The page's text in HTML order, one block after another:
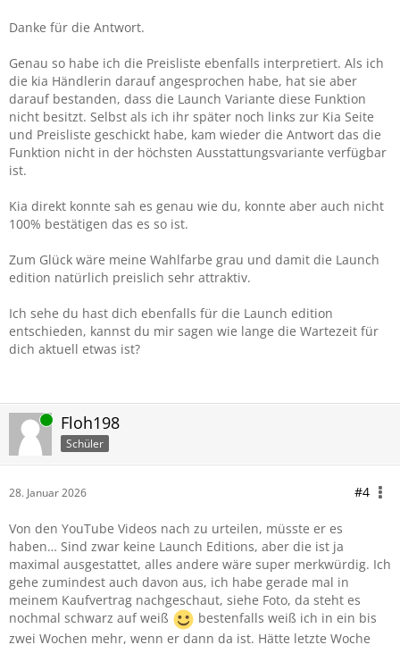
Danke für die Antwort.
Genau so habe ich die Preisliste ebenfalls interpretiert. Als ich
die kia Händlerin darauf angesprochen habe, hat sie aber
darauf bestanden, dass die Launch Variante diese Funktion
nicht besitzt. Selbst als ich ihr später noch links zur Kia Seite
und Preisliste geschickt habe, kam wieder die Antwort das die
Funktion nicht in der höchsten Ausstattungsvariante verfügbar
ist.
Kia direkt konnte sah es genau wie du, konnte aber auch nicht
100% bestätigen das es so ist.
Zum Glück wäre meine Wahlfarbe grau und damit die Launch
edition natürlich preislich sehr attraktiv.
Ich sehe du hast dich ebenfalls für die Launch edition
entschieden, kannst du mir sagen wie lange die Wartezeit für
dich aktuell etwas ist?
Online Floh198
Schüler
28. Januar 2026 #4
Von den YouTube Videos nach zu urteilen, müsste er es
haben… Sind zwar keine Launch Editions, aber die ist ja
maximal ausgestattet, alles andere wäre super merkwürdig. Ich
gehe zumindest auch davon aus, ich habe gerade mal in
meinem Kaufvertrag nachgeschaut, siehe Foto, da steht es
nochmal schwarz auf weiß
bestenfalls weiß ich in ein bis
zwei Wochen mehr, wenn er dann da ist. Hätte letzte Woche